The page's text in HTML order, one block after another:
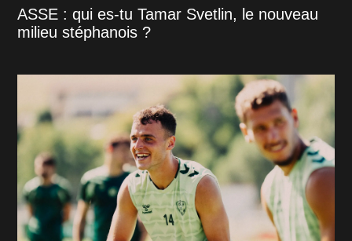
ASSE : qui es-tu Tamar Svetlin, le nouveau
milieu stéphanois ?